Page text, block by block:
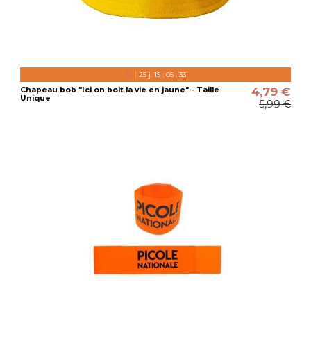
25j. 19: 05: 32
Chapeau bob "Ici on boit la vie en jaune" - Taille
Unique
4,79 €
5,99 €